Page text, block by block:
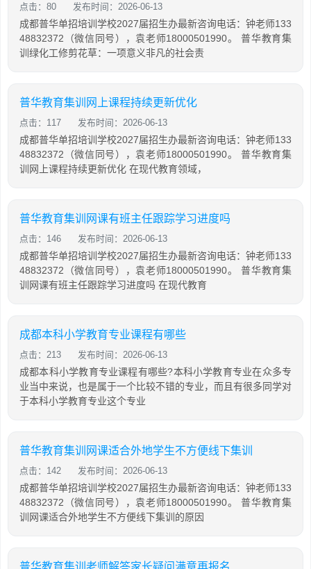
点击：80 发布时间：2026-06-13
成都普华单招培训学校2027届招生办最新咨询电话：钟老师133
48832372（微信同号），袁老师18000501990。 普华教育集
训绿化工修剪花草：一项意义非凡的社会责
普华教育集训网上课程持续更新优化
点击：117 发布时间：2026-06-13
成都普华单招培训学校2027届招生办最新咨询电话：钟老师133
48832372（微信同号），袁老师18000501990。 普华教育集
训网上课程持续更新优化 在现代教育领域，
普华教育集训网课有班主任跟踪学习进度吗
点击：146 发布时间：2026-06-13
成都普华单招培训学校2027届招生办最新咨询电话：钟老师133
48832372（微信同号），袁老师18000501990。 普华教育集
训网课有班主任跟踪学习进度吗 在现代教育
成都本科小学教育专业课程有哪些
点击：213 发布时间：2026-06-13
成都本科小学教育专业课程有哪些?本科小学教育专业在众多专
业当中来说，也是属于一个比较不错的专业，而且有很多同学对
于本科小学教育专业这个专业
普华教育集训网课适合外地学生不方便线下集训
点击：142 发布时间：2026-06-13
成都普华单招培训学校2027届招生办最新咨询电话：钟老师133
48832372（微信同号），袁老师18000501990。 普华教育集
训网课适合外地学生不方便线下集训的原因
普华教育集训老师解答家长疑问满意再报名